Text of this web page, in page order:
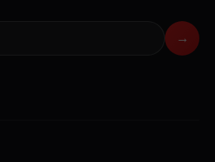
→